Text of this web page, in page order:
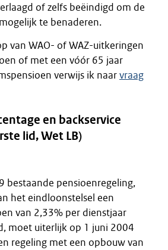
of zelfs beëindigd om de
te benaderen.
van WAO- of WAZ-uitkeringen
of met een vóór 65 jaar
verwijs ik naarvraag
en backservice
lid, Wet LB)
bestaande pensioenregeling,
het eindloonstelsel een
van 2,33% per dienstjaar
moet uiterlijk op 1 juni 2004
regeling met een opbouw van